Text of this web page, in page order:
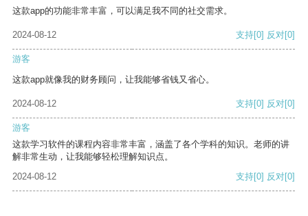
这款app的功能非常丰富，可以满足我不同的社交需求。
2024-08-12 支持[0] 反对[0]
游客
这款app就像我的财务顾问，让我能够省钱又省心。
2024-08-12 支持[0] 反对[0]
游客
这款学习软件的课程内容非常丰富，涵盖了各个学科的知识。老师的讲
解非常生动，让我能够轻松理解知识点。
2024-08-12
支持[0] 反对[0]